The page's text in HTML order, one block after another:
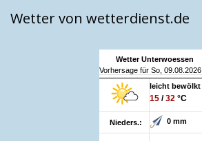
Wetter von wetterdienst.de
Wetter Unterwoessen
Vorhersage für So, 09.08.2026
leicht bewölkt
15 /32 °C
Nieders.: 0 mm